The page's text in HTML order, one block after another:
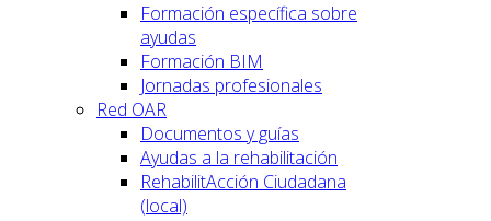
Formación específica sobre
ayudas
Formación BIM
Jornadas profesionales
Red OAR
Documentos y guías
Ayudas a la rehabilitación
RehabilitAcción Ciudadana
(local)